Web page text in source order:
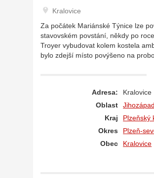
Kralovice
Za počátek Mariánské Týnice lze
stavovském povstání, někdy po
Troyer vybudovat kolem kostela
bylo zdejší místo povýšeno na
Adresa:
Kralovice
Oblast
Jihozápad
Kraj
Plzeňský
Okres
Plzeň-
Obec
Kralovice